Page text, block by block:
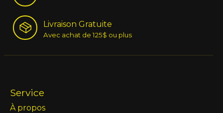
Livraison Gratuite
Avec achat de 125$ ou plus
Service
À propos